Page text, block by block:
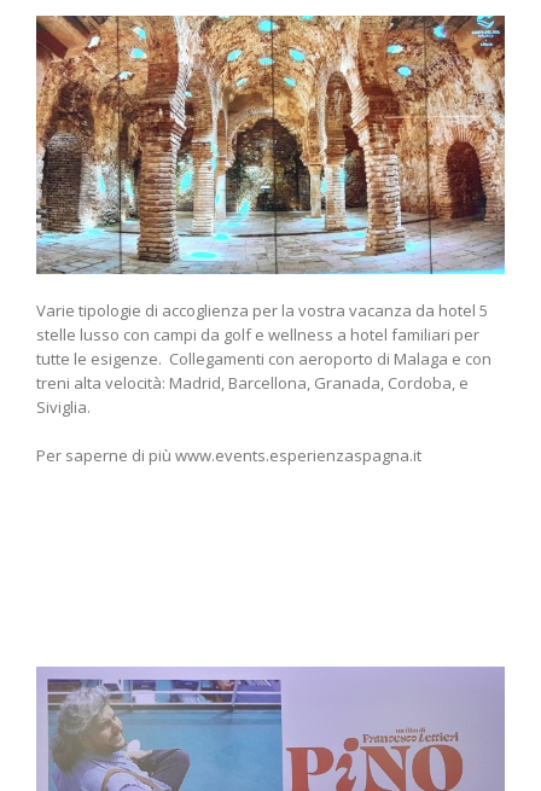
Varie tipologie di accoglienza per la vostra vacanza da hotel 5
stelle lusso con campi da golf e wellness a hotel familiari per
tutte le esigenze. Collegamenti con aeroporto di Malaga e con
treni alta velocità: Madrid, Barcellona, Granada, Cordoba, e
Siviglia.
Per saperne di più www.events.esperienzaspagna.it